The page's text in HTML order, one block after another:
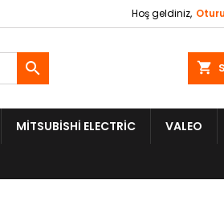
Hoş geldiniz,
shopping_cart

MITSUBISHI ELECTRIC VALEO